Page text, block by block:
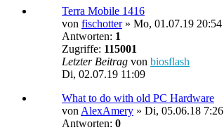
Terra Mobile 1416
von fischotter» Mo, 01.07.19 20:54
Antworten: 1
Zugriffe: 115001
Letzter Beitrag von biosflash
Di, 02.07.19 11:09
What to do with old PC Hardware
von AlexAmery » Di, 05.06.18 7:26
Antworten: 0